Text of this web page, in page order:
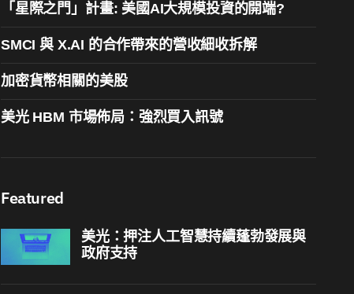
「星際之門」計畫: 美國AI大規模投資的開端?
SMCI 與 X.AI 的合作帶來的營收細收拆解
加密貨幣相關的美股
美光 HBM 市場佈局：強烈買入訊號
Featured
美光：押注人工智慧持續蓬勃發展與
政府支持